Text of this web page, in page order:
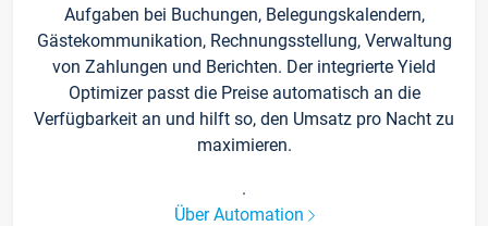
Aufgaben bei Buchungen, Belegungskalendern,
Gästekommunikation, Rechnungsstellung, Verwaltung
von Zahlungen und Berichten. Der integrierte Yield
Optimizer passt die Preise automatisch an die
Verfügbarkeit an und hilft so, den Umsatz pro Nacht zu
maximieren.
.
Über Automation